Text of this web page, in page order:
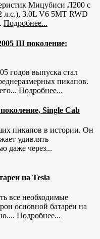
Мицубиси Л200 с
л.с.), 3.0L V6 5MT RWD
Подробнее...
III поколение:
годов выпуска стал
пикапов.
Подробнее...
Single Cab
пикапов в истории. Он
удивлять
даже через...
на Tesla
все необходимые
основной батареи на
Подробнее...